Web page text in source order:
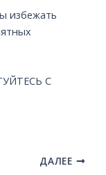
избежать
С
ДАЛЕЕ